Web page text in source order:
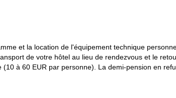
ce programme ensemble.
cette...Programme de raquettes à neige d'une
et la location de l'équipement technique
de votre hôtel au lieu de rendezvous et le
à 60 EUR par personne). La demi-pension en